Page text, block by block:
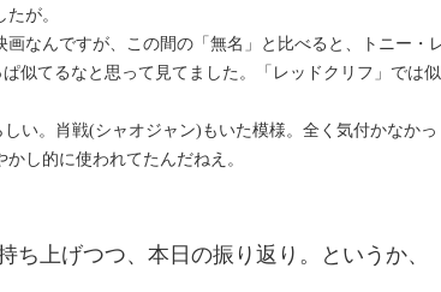
が。
画なんですが、この間の「無名」と比べると、トニー・
似てるなと思って見てました。「レッドクリフ」では似
い。肖戦(シャオジャン)もいた模様。全く気付かなかっ
し的に使われてたんだねえ。
上げつつ、本日の振り返り。というか、